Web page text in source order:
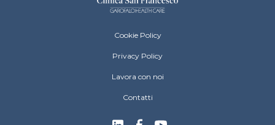
Clinica San Francesco Footer menu
Cookie Policy
Privacy Policy
Lavora con noi
Contatti